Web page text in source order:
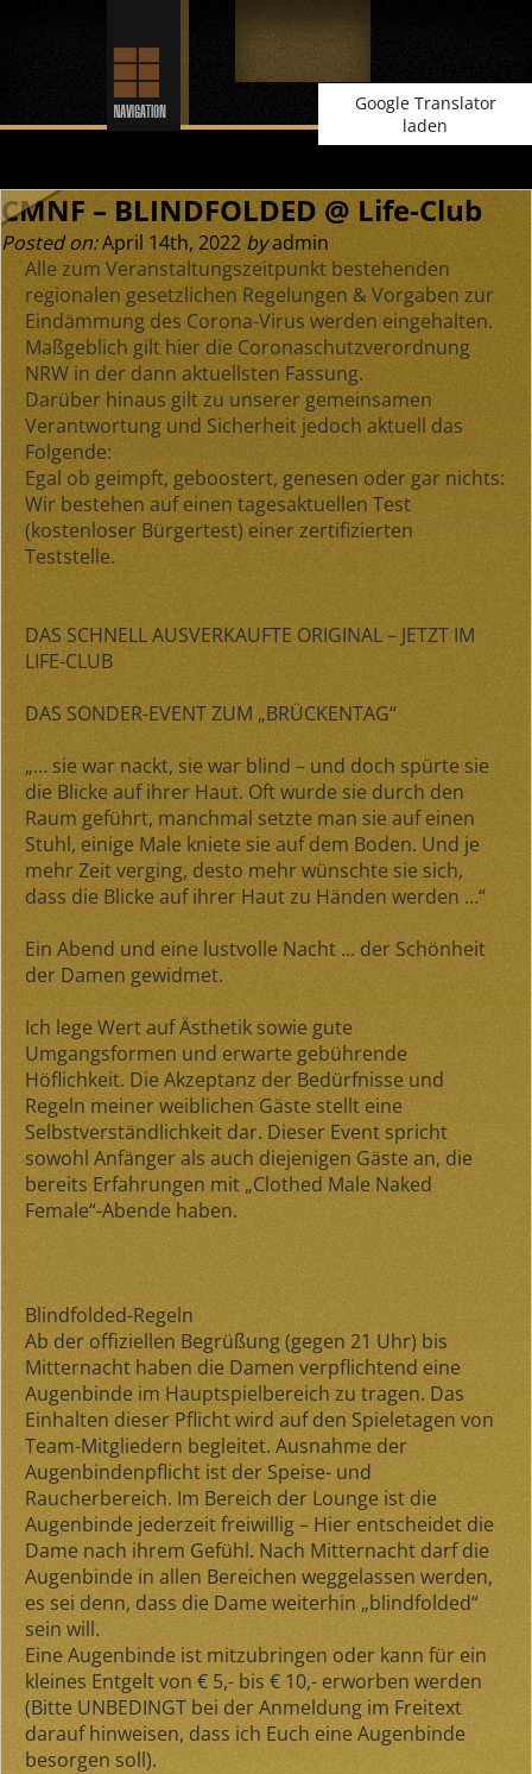
Google Translator
laden
CMNF – BLINDFOLDED @ Life-Club
Posted on:April 14th, 2022 byadmin
Alle zum Veranstaltungszeitpunkt bestehenden
regionalen gesetzlichen Regelungen & Vorgaben zur
Eindämmung des Corona-Virus werden eingehalten.
Maßgeblich gilt hier die Coronaschutzverordnung
NRW in der dann aktuellsten Fassung.
Darüber hinaus gilt zu unserer gemeinsamen
Verantwortung und Sicherheit jedoch aktuell das
Folgende:
Egal ob geimpft, geboostert, genesen oder gar nichts:
Wir bestehen auf einen tagesaktuellen Test
(kostenloser Bürgertest) einer zertifizierten
Teststelle.
DAS SCHNELL AUSVERKAUFTE ORIGINAL – JETZT IM
LIFE-CLUB
DAS SONDER-EVENT ZUM „BRÜCKENTAG“
„… sie war nackt, sie war blind – und doch spürte sie
die Blicke auf ihrer Haut. Oft wurde sie durch den
Raum geführt, manchmal setzte man sie auf einen
Stuhl, einige Male kniete sie auf dem Boden. Und je
mehr Zeit verging, desto mehr wünschte sie sich,
dass die Blicke auf ihrer Haut zu Händen werden …“
Ein Abend und eine lustvolle Nacht … der Schönheit
der Damen gewidmet.
Ich lege Wert auf Ästhetik sowie gute
Umgangsformen und erwarte gebührende
Höflichkeit. Die Akzeptanz der Bedürfnisse und
Regeln meiner weiblichen Gäste stellt eine
Selbstverständlichkeit dar. Dieser Event spricht
sowohl Anfänger als auch diejenigen Gäste an, die
bereits Erfahrungen mit „Clothed Male Naked
Female“-Abende haben.
Blindfolded-Regeln
Ab der offiziellen Begrüßung (gegen 21 Uhr) bis
Mitternacht haben die Damen verpflichtend eine
Augenbinde im Hauptspielbereich zu tragen. Das
Einhalten dieser Pflicht wird auf den Spieletagen von
Team-Mitgliedern begleitet. Ausnahme der
Augenbindenpflicht ist der Speise- und
Raucherbereich. Im Bereich der Lounge ist die
Augenbinde jederzeit freiwillig – Hier entscheidet die
Dame nach ihrem Gefühl. Nach Mitternacht darf die
Augenbinde in allen Bereichen weggelassen werden,
es sei denn, dass die Dame weiterhin „blindfolded“
sein will.
Eine Augenbinde ist mitzubringen oder kann für ein
kleines Entgelt von € 5,- bis € 10,- erworben werden
(Bitte UNBEDINGT bei der Anmeldung im Freitext
darauf hinweisen, dass ich Euch eine Augenbinde
besorgen soll).